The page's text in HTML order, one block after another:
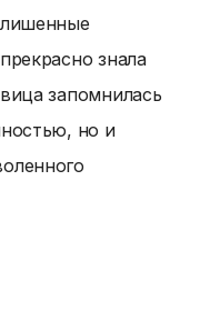
знала
запомнилась
но и